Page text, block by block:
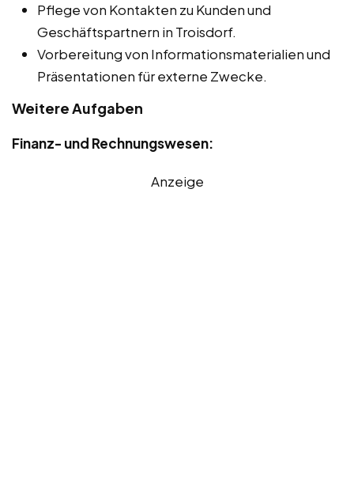
Pflege von Kontakten zu Kunden und
Geschäftspartnern in Troisdorf.
Vorbereitung von Informationsmaterialien und
Präsentationen für externe Zwecke.
Weitere Aufgaben
Finanz- und Rechnungswesen:
Anzeige